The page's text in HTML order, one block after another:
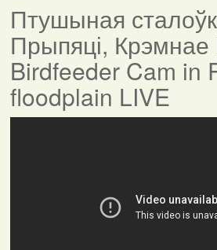
Птушыная
Прыпяці, Крэмнае
Birdfeeder Cam in
floodplain LIVE